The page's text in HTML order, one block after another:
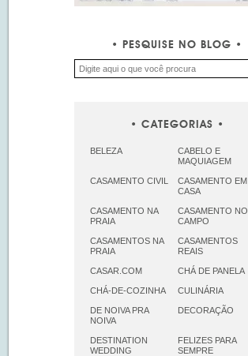
PESQUISE NO BLOG
CATEGORIAS
BELEZA
CABELO E
MAQUIAGEM
CASAMENTO CIVIL
CASAMENTO EM
CASA
CASAMENTO NA
PRAIA
CASAMENTO NO
CAMPO
CASAMENTOS NA
PRAIA
CASAMENTOS
REAIS
CASAR.COM CHÁ DE PANELA
CHÁ-DE-COZINHA CULINÁRIA
DE NOIVA PRA
NOIVA
DECORAÇÃO
DESTINATION
WEDDING
FELIZES PARA
SEMPRE